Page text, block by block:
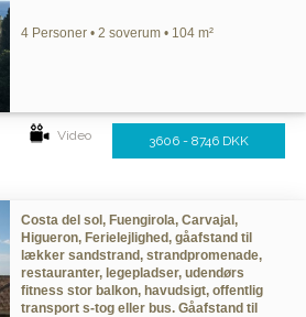
4 Personer • 2 soverum • 104 m²
Video 3606 - 8746 DKK
Costa del sol, Fuengirola, Carvajal,
Higueron, Ferielejlighed, gåafstand til
lækker sandstrand, strandpromenade,
restauranter, legepladser, udendørs
fitness stor balkon, havudsigt, offentlig
transport s-tog eller bus. Gåafstand til